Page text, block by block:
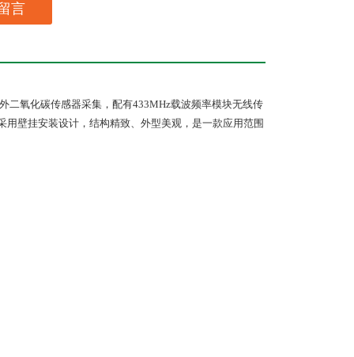
言
二氧化碳传感器采集，配有433MHz载波频率模块无线传
用壁挂安装设计，结构精致、外型美观，是一款应用范围